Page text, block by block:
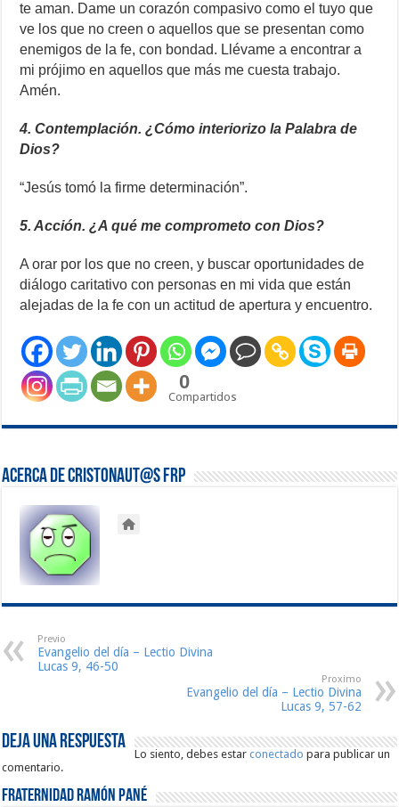
te aman. Dame un corazón compasivo como el tuyo que
ve los que no creen o aquellos que se presentan como
enemigos de la fe, con bondad. Llévame a encontrar a
mi prójimo en aquellos que más me cuesta trabajo.
Amén.
4. Contemplación. ¿Cómo interiorizo la Palabra de
Dios?
“Jesús tomó la firme determinación”.
5. Acción. ¿A qué me comprometo con Dios?
A orar por los que no creen, y buscar oportunidades de
diálogo caritativo con personas en mi vida que están
alejadas de la fe con un actitud de apertura y encuentro.
0
Compartidos
Acerca de Cristonaut@s FRP
Previo
Evangelio del día – Lectio Divina
Lucas 9, 46-50
Proximo
Evangelio del día – Lectio Divina
Lucas 9, 57-62
Deja una respuesta
Lo siento, debes estarconectado para publicar un
comentario.
Fraternidad Ramón Pané